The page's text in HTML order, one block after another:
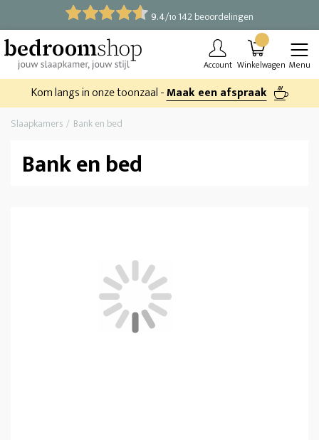
9.4/10 142 beoordelingen
Account Winkelwagen Menu
Kom langs in onze toonzaal -Maak een afspraak
Slaapkamers Bank en bed
Bank en bed